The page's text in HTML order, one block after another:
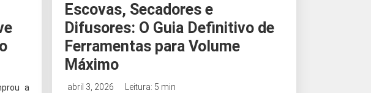
a
Escovas, Secadores e
Difusores: O Guia Definitivo de
Ferramentas para Volume
Máximo
abril 3, 2026
Leitura: 5 min